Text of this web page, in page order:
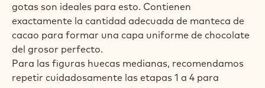
gotas son ideales para esto. Contienen
exactamente la cantidad adecuada de manteca de
cacao para formar una capa uniforme de chocolate
del grosor perfecto.
Para las figuras huecas medianas, recomendamos
repetir cuidadosamente las etapas 1 a 4 para